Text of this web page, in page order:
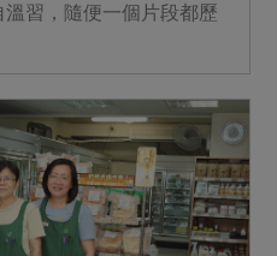
習，隨便一個片段都歷